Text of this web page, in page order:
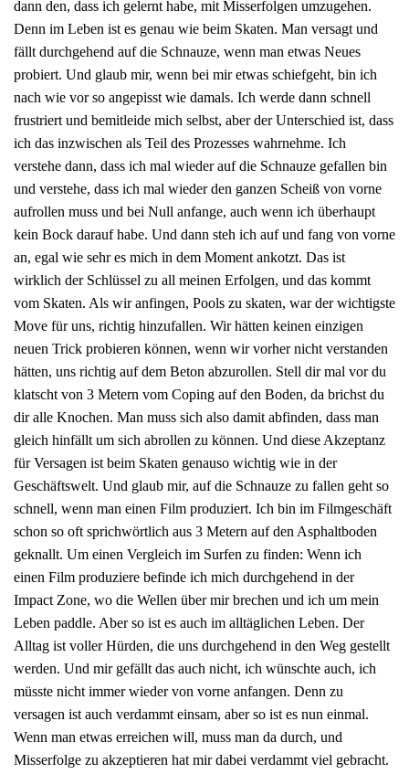
dann den, dass ich gelernt habe, mit Misserfolgen umzugehen.
Denn im Leben ist es genau wie beim Skaten. Man versagt und
fällt durchgehend auf die Schnauze, wenn man etwas Neues
probiert. Und glaub mir, wenn bei mir etwas schiefgeht, bin ich
nach wie vor so angepisst wie damals. Ich werde dann schnell
frustriert und bemitleide mich selbst, aber der Unterschied ist, dass
ich das inzwischen als Teil des Prozesses wahrnehme. Ich
verstehe dann, dass ich mal wieder auf die Schnauze gefallen bin
und verstehe, dass ich mal wieder den ganzen Scheiß von vorne
aufrollen muss und bei Null anfange, auch wenn ich überhaupt
kein Bock darauf habe. Und dann steh ich auf und fang von vorne
an, egal wie sehr es mich in dem Moment ankotzt. Das ist
wirklich der Schlüssel zu all meinen Erfolgen, und das kommt
vom Skaten. Als wir anfingen, Pools zu skaten, war der wichtigste
Move für uns, richtig hinzufallen. Wir hätten keinen einzigen
neuen Trick probieren können, wenn wir vorher nicht verstanden
hätten, uns richtig auf dem Beton abzurollen. Stell dir mal vor du
klatscht von 3 Metern vom Coping auf den Boden, da brichst du
dir alle Knochen. Man muss sich also damit abfinden, dass man
gleich hinfällt um sich abrollen zu können. Und diese Akzeptanz
für Versagen ist beim Skaten genauso wichtig wie in der
Geschäftswelt. Und glaub mir, auf die Schnauze zu fallen geht so
schnell, wenn man einen Film produziert. Ich bin im Filmgeschäft
schon so oft sprichwörtlich aus 3 Metern auf den Asphaltboden
geknallt. Um einen Vergleich im Surfen zu finden: Wenn ich
einen Film produziere befinde ich mich durchgehend in der
Impact Zone, wo die Wellen über mir brechen und ich um mein
Leben paddle. Aber so ist es auch im alltäglichen Leben. Der
Alltag ist voller Hürden, die uns durchgehend in den Weg gestellt
werden. Und mir gefällt das auch nicht, ich wünschte auch, ich
müsste nicht immer wieder von vorne anfangen. Denn zu
versagen ist auch verdammt einsam, aber so ist es nun einmal.
Wenn man etwas erreichen will, muss man da durch, und
Misserfolge zu akzeptieren hat mir dabei verdammt viel gebracht.